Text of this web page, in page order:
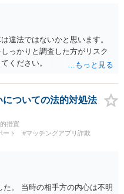
歳未満と知らなくても処罰可
違法ではないかと思います。
っかりと調査した方がリスク
ください。
ついての法的対処法
措置
ート #マッチングアプリ詐欺
。 当時の相手方の内心は不明